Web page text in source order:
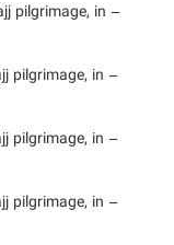
pilgrimage, in
pilgrimage, in
pilgrimage, in
pilgrimage, in